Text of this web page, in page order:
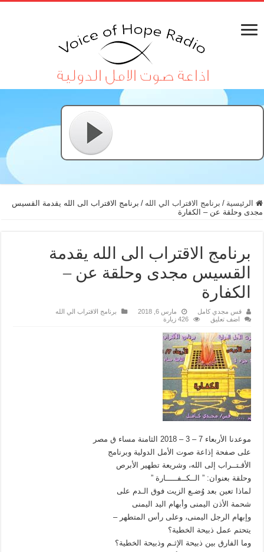
الرئيسية / برنامج الاقتراب الي الله / برنامج الاقتراب الى الله يقدمة القسيس
مجدى وحلقة عن – الكفارة
برنامج الاقتراب الى الله يقدمة
القسيس مجدى وحلقة عن –
الكفارة
قس مجدي كامل مارس 6, 2018
برنامج الاقتراب الي الله
اضف تعليق
426 زيارة
موعدنا الأربعاء 7 – 3 – 2018 الثامنة مساء ق مصر
على صفحة إذاعة صوت الأمل الدولية وبرنامج
الأقـتــراب إلى الله، وشريعة تطهير الأبرص
وحلقة بعنوان: ” الــكــفـــــارة ”
لماذا تعين بعد وُضـع الزيت فوق الـدم على
شحمة الأذن اليمنى وأبهام اليد اليمنى
وإبهام الرجل اليمنى، وعلى رأس المتطهر –
يتحتم عمل ذبيحة الخطية؟
وما الفارق بين ذبيحة الإثـم وذبيحة الخطية؟